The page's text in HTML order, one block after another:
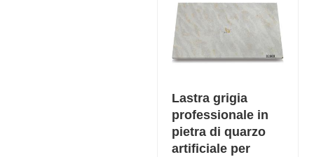
Lastra grigia
professionale in
pietra di quarzo
artificiale per